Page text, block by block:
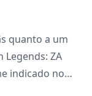
quanto a um
ZA
indicado no